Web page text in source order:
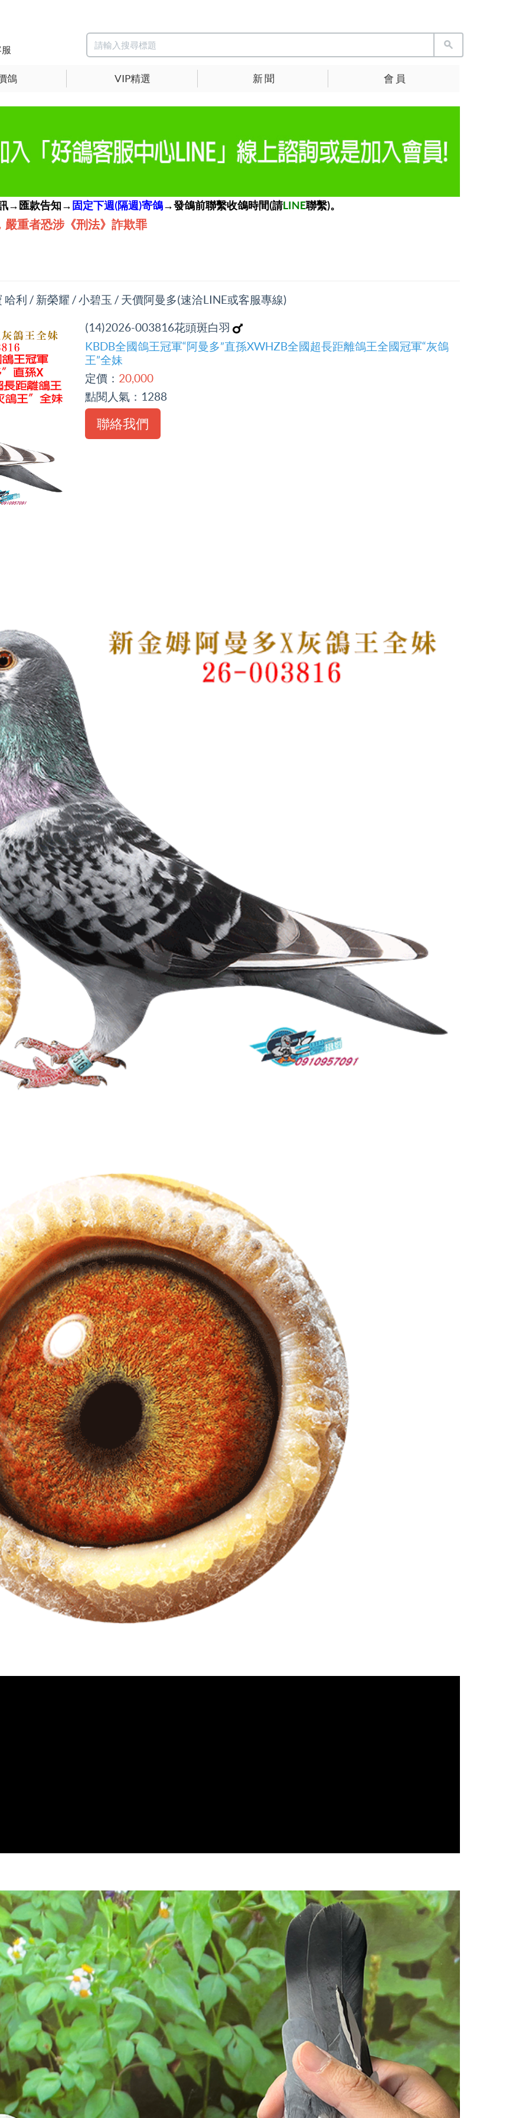
鴿 VIP精選 新 聞 會 員
→匯款告知→固定下週(隔週)寄鴿→發鴿前聯繫收鴿時間(請LINE聯繫)。
重者恐涉《刑法》詐欺罪
利 / 新榮耀 / 小碧玉 / 天價阿曼多(速洽LINE或客服專線)
(14)2026-003816花頭斑白羽
KBDB全國鴿王冠軍“阿曼多”直孫XWHZB全國超長距離鴿王全國冠軍“灰鴿
王”全妹
定價： 20,000
點閱人氣： 1288
聯絡我們